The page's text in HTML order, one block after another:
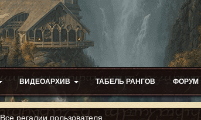
ВИДЕОАРХИВ ТАБЕЛЬ РАНГОВ ФОРУМ
Все регалии пользователя